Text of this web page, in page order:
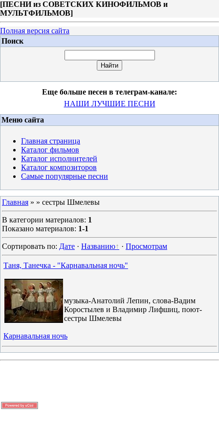
[ПЕСНИ из СОВЕТСКИХ КИНОФИЛЬМОВ и
МУЛЬТФИЛЬМОВ]
Полная версия сайта
Поиск
Еще больше песен в телеграм-канале:
НАШИ ЛУЧШИЕ ПЕСНИ
Меню сайта
Главная страница
Каталог фильмов
Каталог исполнителей
Каталог композиторов
Самые популярные песни
Главная » » сестры Шмелевы
В категории материалов: 1
Показано материалов: 1-1
Сортировать по: Дате · Названию · Просмотрам
Таня, Танечка - "Карнавальная ночь"
музыка-Анатолий Лепин, слова-Вадим
Коростылев и Владимир Лифшиц, поют-
сестры Шмелевы
Карнавальная ночь